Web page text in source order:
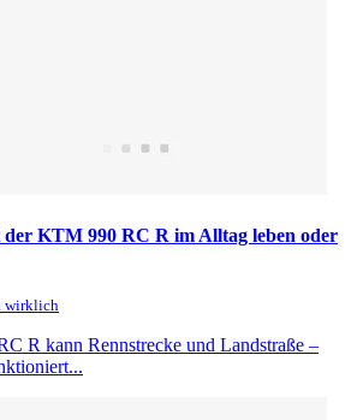
KTM 990 RC R im Alltag leben oder
wirklich
R kann Rennstrecke und Landstraße –